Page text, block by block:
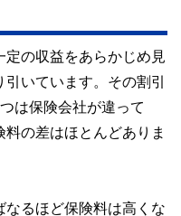
の収益をあらかじめ見
いています。その割引
は保険会社が違って
の差はほとんどありま
るほど保険料は高くな